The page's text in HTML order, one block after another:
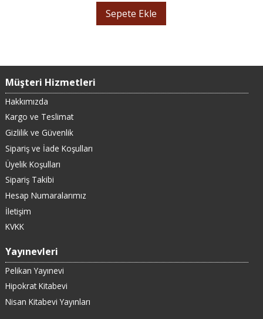
Sepete Ekle
Müşteri Hizmetleri
Hakkımızda
Kargo ve Teslimat
Gizlilik ve Güvenlik
Sipariş ve İade Koşulları
Üyelik Koşulları
Sipariş Takibi
Hesap Numaralarımız
İletişim
KVKK
Yayınevleri
Pelikan Yayınevi
Hipokrat Kitabevi
Nisan Kitabevi Yayınları